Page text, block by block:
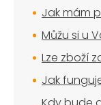
Jak mám
Můžu si u
Lze zboží
Jak